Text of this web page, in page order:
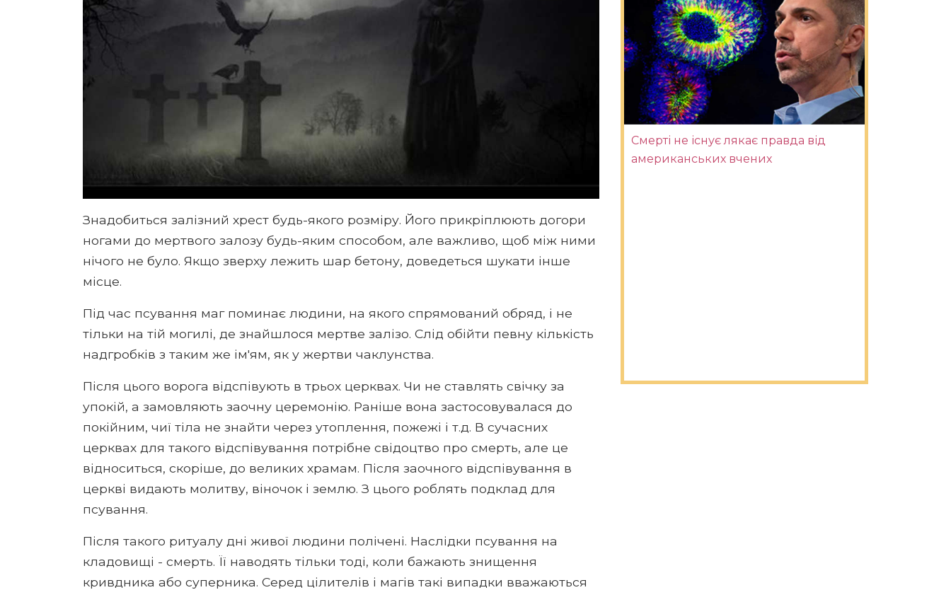
Знадобиться залізний хрест будь-якого розміру. Його прикріплюють догори
ногами до мертвого залозу будь-яким способом, але важливо, щоб між ними
нічого не було. Якщо зверху лежить шар бетону, доведеться шукати інше
місце.
Під час псування маг поминає людини, на якого спрямований обряд, і не
тільки на тій могилі, де знайшлося мертве залізо. Слід обійти певну кількість
надгробків з таким же ім'ям, як у жертви чаклунства.
Після цього ворога відспівують в трьох церквах. Чи не ставлять свічку за
упокій, а замовляють заочну церемонію. Раніше вона застосовувалася до
покійним, чиї тіла не знайти через утоплення, пожежі і т.д. В сучасних
церквах для такого відспівування потрібне свідоцтво про смерть, але це
відноситься, скоріше, до великих храмам. Після заочного відспівування в
церкві видають молитву, віночок і землю. З цього роблять подклад для
псування.
Після такого ритуалу дні живої людини полічені. Наслідки псування на
кладовищі - смерть. Її наводять тільки тоді, коли бажають знищення
кривдника або суперника. Серед цілителів і магів такі випадки вважаються
Смерті не існує лякає правда від
американських вчених